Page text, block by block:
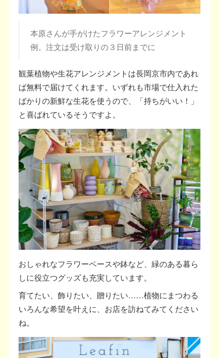
本原さんが手がけたフラワーアレンジメント
例。注文は受け取りの３日前までに
観葉植物や生花アレンジメントは長岡京市内であれ
ば無料で届けてくれます。いずれも市場で仕入れた
ばかりの新鮮な生花を使うので、「持ちがいい！」
と喜ばれているそうですよ。
おしゃれなフラワーベースや鉢など、緑のある暮ら
しに役立つグッズも充実しています。
育てたい、飾りたい、贈りたい……植物にまつわる
いろんな希望を叶えに、お店を訪ねてみてください
ね。